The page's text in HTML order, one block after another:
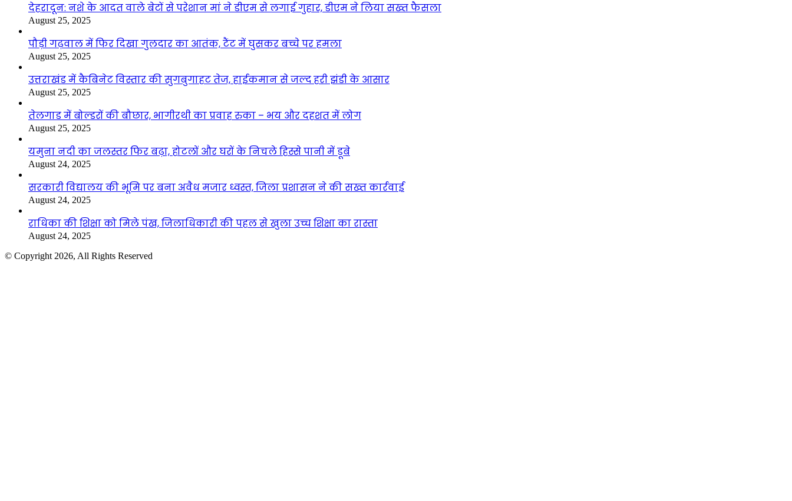
देहरादून: नशे के आदत वाले बेटों से परेशान मां ने डीएम से लगाई गुहार, डीएम ने लिया सख्त फैसला
August 25, 2025
पौड़ी गढ़वाल में फिर दिखा गुलदार का आतंक, टैंट में घुसकर बच्चे पर हमला
August 25, 2025
उत्तराखंड में कैबिनेट विस्तार की सुगबुगाहट तेज, हाईकमान से जल्द हरी झंडी के आसार
August 25, 2025
तेलगाड में बोल्डरों की बौछार, भागीरथी का प्रवाह रुका – भय और दहशत में लोग
August 25, 2025
यमुना नदी का जलस्तर फिर बढ़ा, होटलों और घरों के निचले हिस्से पानी में डूबे
August 24, 2025
सरकारी विद्यालय की भूमि पर बना अवैध मजार ध्वस्त, जिला प्रशासन ने की सख्त कार्रवाई
August 24, 2025
राधिका की शिक्षा को मिले पंख, जिलाधिकारी की पहल से खुला उच्च शिक्षा का रास्ता
August 24, 2025
© Copyright 2026, All Rights Reserved